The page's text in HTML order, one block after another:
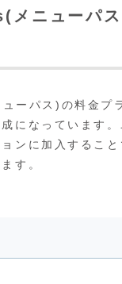
ニューパス
ーパス)の料金プ
になっています。
ンに加入するこ
す。